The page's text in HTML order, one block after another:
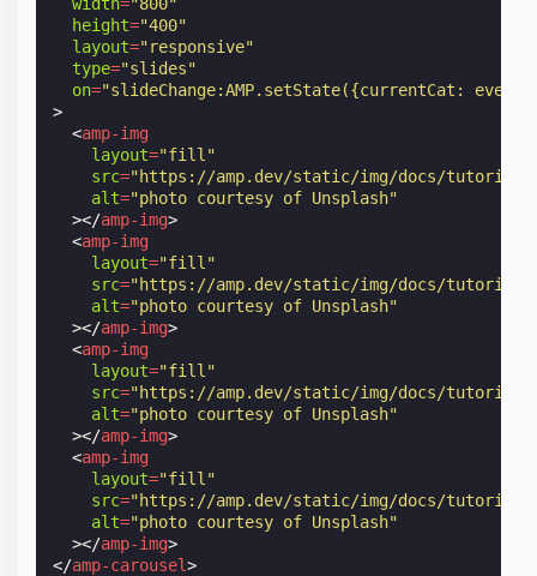
height="400"
layout="responsive"
type="slides"
on="slideChange:AMP.setState({currentCat:
>
<amp-img
layout="fill"
src="https://amp.dev/static/img/docs/tutorials/
alt="photo courtesy of Unsplash"
></amp-img>
<amp-img
layout="fill"
src="https://amp.dev/static/img/docs/
alt="photo courtesy of Unsplash"
></amp-img>
<amp-img
layout="fill"
src="https://amp.dev/static/img/docs/
alt="photo courtesy of Unsplash"
></amp-img>
<amp-img
layout="fill"
src="https://amp.dev/static/img/docs/
alt="photo courtesy of Unsplash"
></amp-img>
</amp-carousel>